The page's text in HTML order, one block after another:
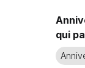
qui